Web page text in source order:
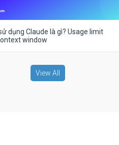
dụng Claude là gì? Usage limit
window
View All